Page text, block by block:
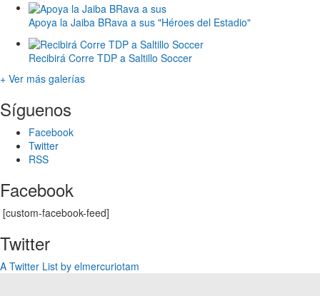
Apoya la Jaiba BRava a sus "Héroes del Estadio"
Recibirá Corre TDP a Saltillo Soccer
+ Ver más galerías
Síguenos
Facebook
Twitter
RSS
Facebook
[custom-facebook-feed]
Twitter
A Twitter List by elmercuriotam